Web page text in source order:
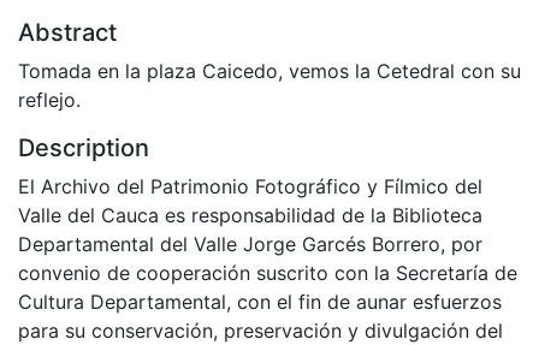
Abstract
Tomada en la plaza Caicedo, vemos la Cetedral con su
reflejo.
Description
El Archivo del Patrimonio Fotográfico y Fílmico del
Valle del Cauca es responsabilidad de la Biblioteca
Departamental del Valle Jorge Garcés Borrero, por
convenio de cooperación suscrito con la Secretaría de
Cultura Departamental, con el fin de aunar esfuerzos
para su conservación, preservación y divulgación del